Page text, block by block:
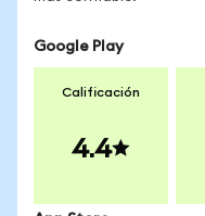
Google Play
Calificación
4.4